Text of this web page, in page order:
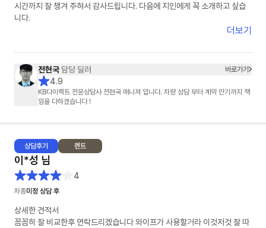
시간까지 잘 챙겨 주혀서 감사드립니다. 다음에 지인에게 꼭 소개하고 싶습
니다.
더보기
전현국 담당 딜러 바로가기
4.9
KB다이렉트 전문상담사 전현국 매니져 입니다. 차량 상담 부터 계약 만기까지 책
임을 다하겠습니다 !
상담후기 렌트
이*성 님
4
차종미정 상담 후
상세한 견적서
꼼꼼히 잘 비교한후 연락드리겠습니다 와이프가 사용할거라 이것저것 잘 따